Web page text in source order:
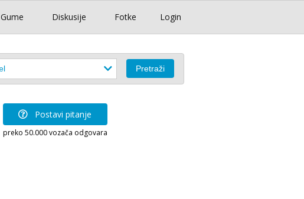
Login
Gume Diskusije Fotke
Postavi pitanje
preko 50.000 vozača odgovara